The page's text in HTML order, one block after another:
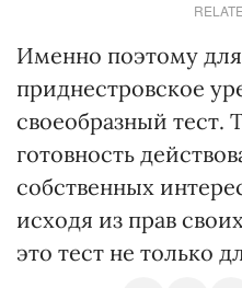
Именно поэтому
приднестровское
своеобразный тест.
готовность
собственных
исходя из прав
это тест не только